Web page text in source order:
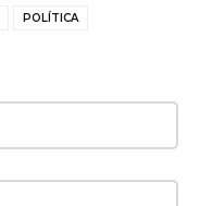
POLÍTICA